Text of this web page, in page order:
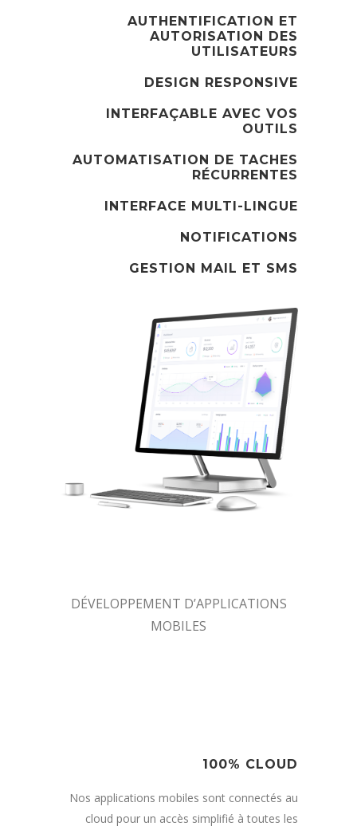
AUTHENTIFICATION ET
AUTORISATION DES
UTILISATEURS
DESIGN RESPONSIVE
INTERFAÇABLE AVEC VOS
OUTILS
AUTOMATISATION DE TACHES
RÉCURRENTES
INTERFACE MULTI-LINGUE
NOTIFICATIONS
GESTION MAIL ET SMS
DÉVELOPPEMENT D’APPLICATIONS
MOBILES
100% CLOUD
Nos applications mobiles sont connectés au
cloud pour un accès simplifié à toutes les